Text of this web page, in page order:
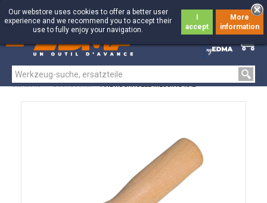
0
0
Our webstore uses cookies to offer a better user
experience and we recommend you to accept their
use to fully enjoy your navigation.
accept
More
information
Startseite > Dachdecker > ANDRÜCKROLLE MESSING-RAD